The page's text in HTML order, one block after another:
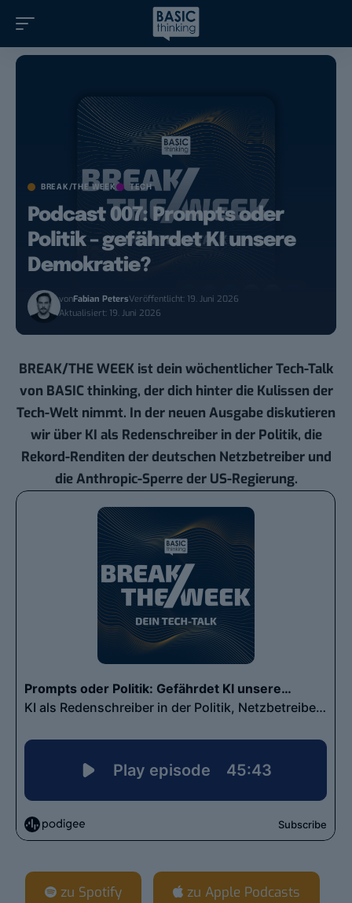
BREAK/THE WEEK TECH
Podcast 007: Prompts oder
Politik – gefährdet KI unsere
Demokratie?
vonFabian PetersVeröffentlicht: 19. Juni 2026
Aktualisiert: 19. Juni 2026
BREAK/THE WEEK ist dein wöchentlicher Tech-Talk
von BASIC thinking, der dich hinter die Kulissen der
Tech-Welt nimmt. In der neuen Ausgabe diskutieren
wir über KI als Redenschreiber in der Politik, die
Rekord-Renditen der deutschen Netzbetreiber und
die Anthropic-Sperre der US-Regierung.
zu Spotify zu Apple Podcasts